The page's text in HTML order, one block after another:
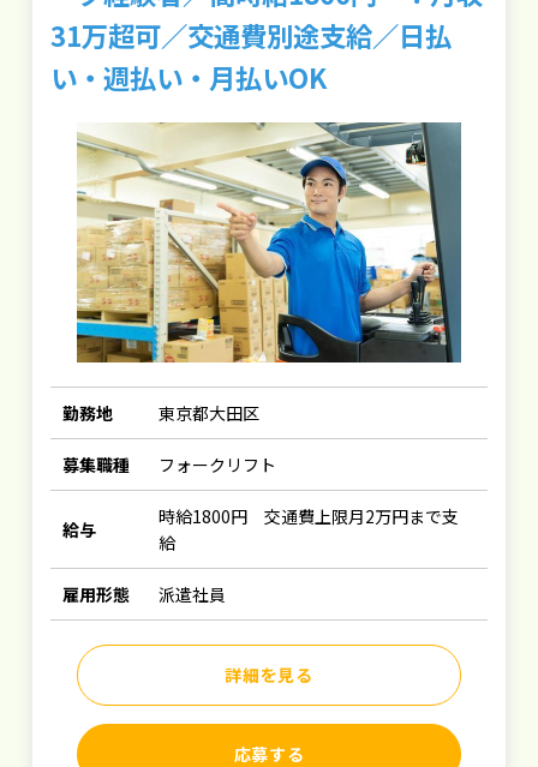
31万超可／交通費別途支給／日払
い・週払い・月払いOK
勤務地 東京都大田区
募集職種 フォークリフト
給与
時給1800円 交通費上限月2万円まで支
給
雇用形態 派遣社員
詳細を見る
応募する